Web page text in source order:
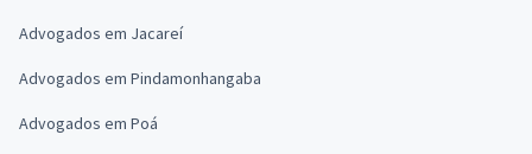
Advogados em Jacareí
Advogados em Pindamonhangaba
Advogados em Poá